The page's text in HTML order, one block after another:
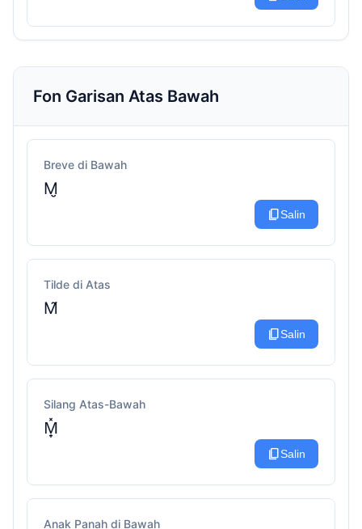
Fon Garisan Atas Bawah
Breve di Bawah
M̮
content_copySalin
Tilde di Atas
M̃
content_copySalin
Silang Atas-Bawah
M̟̽
content_copySalin
Anak Panah di Bawah